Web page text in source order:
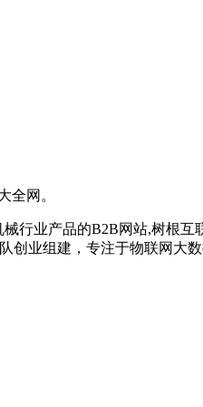
全网。
行业产品的B2B网站,树根
创业组建，专注于物联网